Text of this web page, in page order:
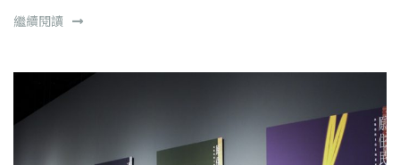
繼續閱讀